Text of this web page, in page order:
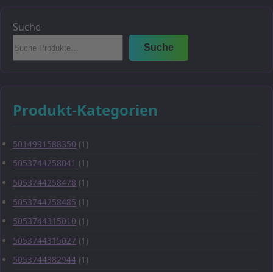
Suche
Suche
Produkt-Kategorien
5014991588350 (1)
5053744258041 (1)
5053744258478 (1)
5053744258485 (1)
5053744315010 (1)
5053744315027 (1)
5053744382944 (1)